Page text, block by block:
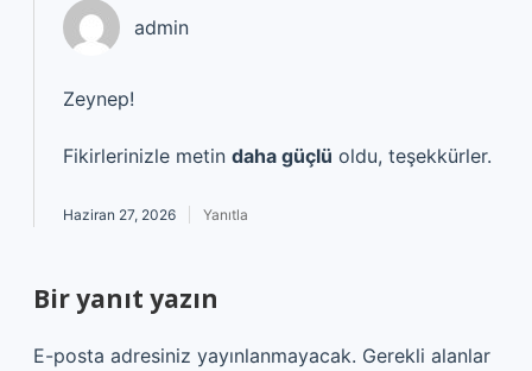
admin
Zeynep!
Fikirlerinizle metin daha güçlü oldu, teşekkürler.
Haziran 27, 2026 Yanıtla
Bir yanıt yazın
E-posta adresiniz yayınlanmayacak. Gerekli alanlar